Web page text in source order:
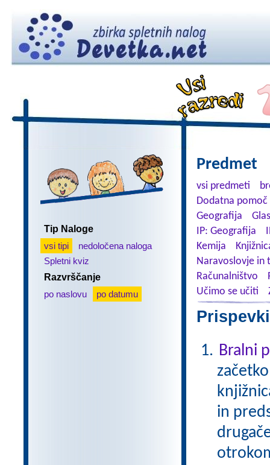
Tip Naloge
vsi tipi
nedoločena naloga
Spletni kviz
Razvrščanje
po naslovu
po datumu
Predmet
vsi predmeti
Dodatna
Geografija
IP: Geografija
Kemija
Naravoslovje in
Računalništvo
Učimo se učiti
Bralni
in